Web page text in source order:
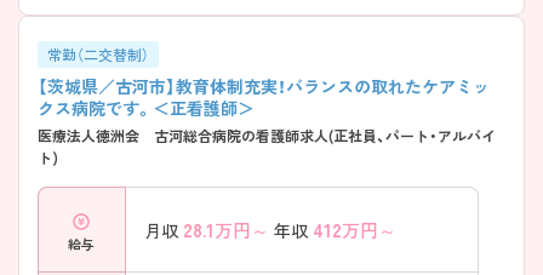
常勤（二交替制）
【茨城県／古河市】教育体制充実！バランスの取れたケアミッ
クス病院です。＜正看護師＞
医療法人徳洲会 古河総合病院の看護師求人(正社員、パート・アルバイ
ト)
給与
月収 28.1万円～ 年収 412万円～